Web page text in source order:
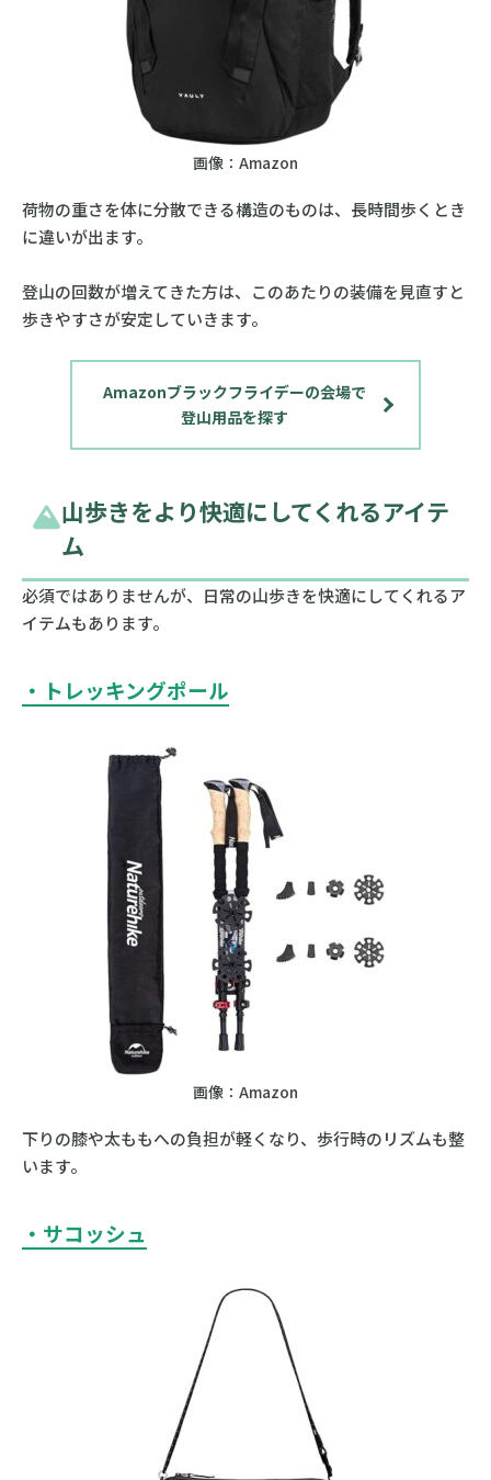
画像：Amazon
荷物の重さを体に分散できる構造のものは、長時間歩くとき
に違いが出ます。
登山の回数が増えてきた方は、このあたりの装備を見直すと
歩きやすさが安定していきます。
Amazonブラックフライデーの会場で
登山用品を探す
山歩きをより快適にしてくれるアイテ
ム
必須ではありませんが、日常の山歩きを快適にしてくれるア
イテムもあります。
・トレッキングポール
画像：Amazon
下りの膝や太ももへの負担が軽くなり、歩行時のリズムも整
います。
・サコッシュ